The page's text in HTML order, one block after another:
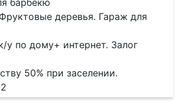
барбекю
деревья. Гараж для
у по дому+ интернет. Залог
50% при заселении.